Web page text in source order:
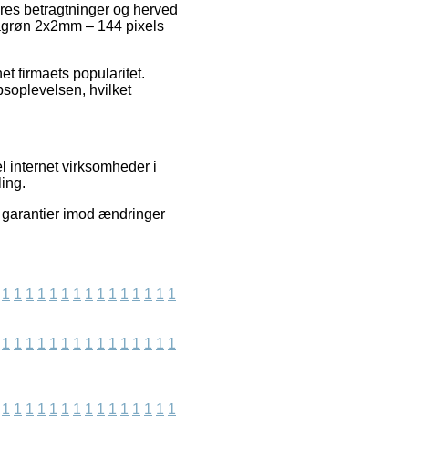
betragtninger og herved
2x2mm – 144 pixels
firmaets popularitet.
hvilket
internet virksomheder i
imod ændringer
1 1 1 1 1 1 1 1 1 1 1 1 1 1 1
1 1 1 1 1 1 1 1 1 1 1 1 1 1 1
1 1 1 1 1 1 1 1 1 1 1 1 1 1 1